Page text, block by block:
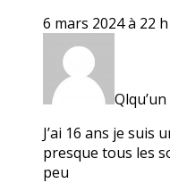
6 mars 2024 à 22
Qlqu’un
J’ai 16 ans je suis
presque tous les
peu